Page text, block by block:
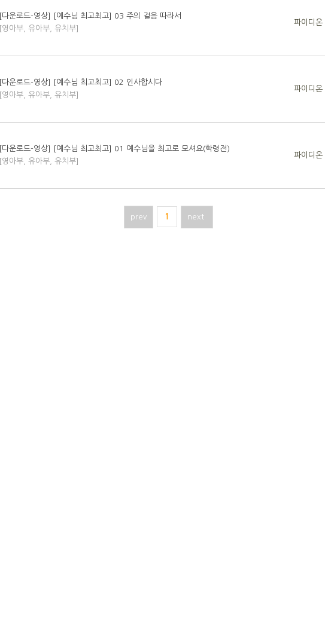
[다운로드-영상] [예수님 최고최고] 03 주의 걸음 따라서
[영아부, 유아부, 유치부]
파이디온
[다운로드-영상] [예수님 최고최고] 02 인사합시다
[영아부, 유아부, 유치부]
파이디온
[다운로드-영상] [예수님 최고최고] 01 예수님을 최고로 모셔요(학령전)
[영아부, 유아부, 유치부]
파이디온
prev 1 next